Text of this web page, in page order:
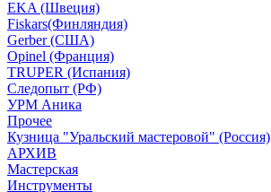
EKA (Швеция)
Fiskars(Финляндия)
Gerber (США)
Opinel (Франция)
TRUPER (Испания)
Следопыт (РФ)
УРМ Аника
Прочее
Кузница "Уральский мастеровой" (Россия)
АРХИВ
Мастерская
Инструменты